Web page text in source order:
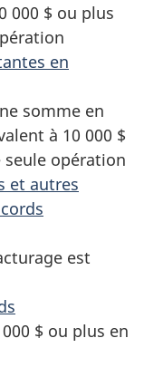
000 $ ou plus
en
somme en
à 10 000 $
seule opération
et autres
est
$ ou plus en